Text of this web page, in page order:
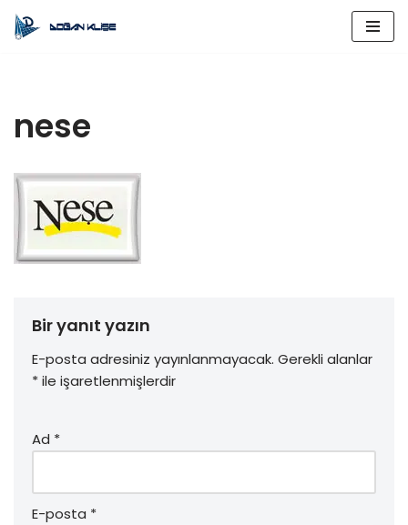
nese
Bir yanıt yazın
E-posta adresiniz yayınlanmayacak. Gerekli alanlar
*ile işaretlenmişlerdir
Ad *
E-posta *